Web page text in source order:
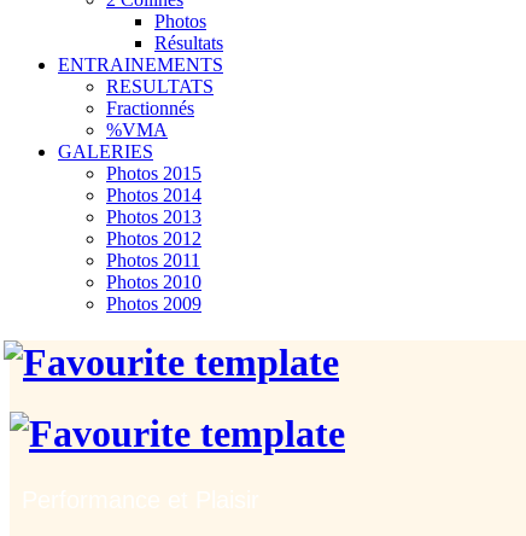
Photos
Résultats
ENTRAINEMENTS
RESULTATS
Fractionnés
%VMA
GALERIES
Photos 2015
Photos 2014
Photos 2013
Photos 2012
Photos 2011
Photos 2010
Photos 2009